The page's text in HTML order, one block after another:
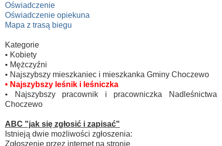
Oświadczenie
Oświadczenie opiekuna
Mapa z trasą biegu
Kategorie
• Kobiety
• Mężczyźni
• Najszybszy mieszkaniec i mieszkanka Gminy Choczewo
• Najszybszy leśnik i leśniczka
• Najszybszy pracownik i pracowniczka Nadleśnictwa
Choczewo
ABC "jak się zgłosić i zapisać"
Istnieją dwie możliwości zgłoszenia:
Zgłoszenie przez internet na stronie